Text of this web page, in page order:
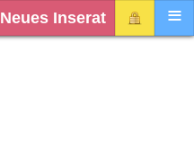
Neues Inserat